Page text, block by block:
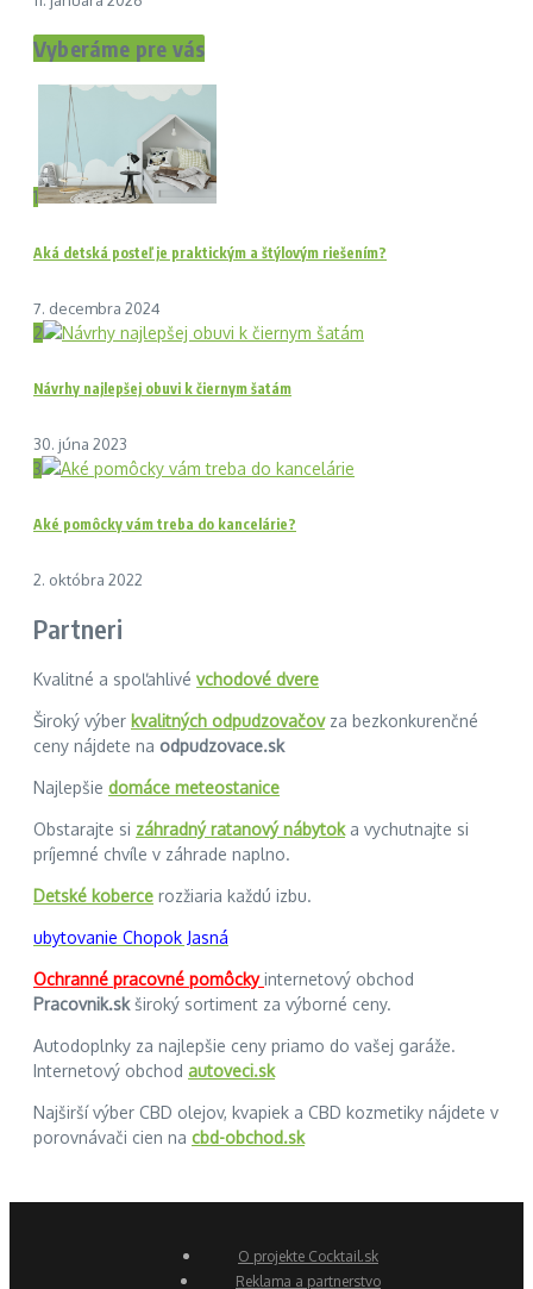
Vyberáme pre vás
1
Aká detská posteľ je praktickým a štýlovým riešením?
7. decembra 2024
2
Návrhy najlepšej obuvi k čiernym šatám
30. júna 2023
3
Aké pomôcky vám treba do kancelárie?
2. októbra 2022
Partneri
Kvalitné a spoľahlivé vchodové dvere
Široký výber kvalitných odpudzovačovza bezkonkurenčné
ceny nájdete na odpudzovace.sk
Najlepšie domáce meteostanice
Obstarajte si záhradný ratanový nábytoka vychutnajte si
príjemné chvíle v záhrade naplno.
Detské koberce rozžiaria každú izbu.
ubytovanie Chopok Jasná
Ochranné pracovné pomôckyinternetový obchod
Pracovnik.skširoký sortiment za výborné ceny.
Autodoplnky za najlepšie ceny priamo do vašej garáže.
Internetový obchod autoveci.sk
Najširší výber CBD olejov, kvapiek a CBD kozmetiky nájdete v
porovnávači cien na cbd-obchod.sk
O projekte Cocktail.sk
Reklama a partnerstvo